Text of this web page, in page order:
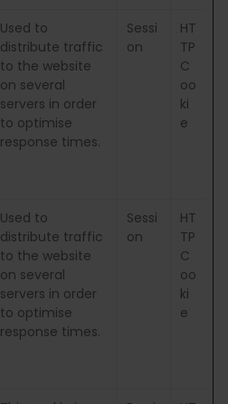
Used to
distribute traffic
to the website
on several
servers in order
to optimise
response times.
Sessi
on
HT
TP
C
oo
ki
e
Used to
distribute traffic
to the website
on several
servers in order
to optimise
response times.
Sessi
on
HT
TP
C
oo
ki
e